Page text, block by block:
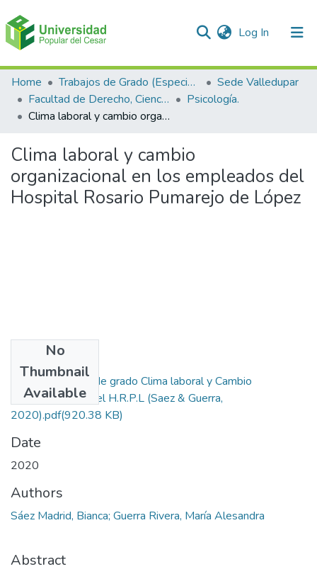
Log In (current)
Communities & Collections
All of DSpace
Home Trabajos de Grado (Especializaciones y Pregrados)
Sede Valledupar
Facultad de Derecho, Ciencias Políticas y Sociales.
Psicología.
Clima laboral y cambio organizacional en los empleados del Hospital Rosario Pumarejo de López
Clima laboral y cambio
organizacional en los empleados del
Hospital Rosario Pumarejo de López
No
Thumbnail
Available
FINAL Proyecto de grado Clima laboral y Cambio
organizacional en el H.R.P.L (Saez & Guerra,
2020).pdf(920.38 KB)
Date
2020
Authors
Sáez Madrid, Bianca; Guerra Rivera, María Alesandra
Abstract